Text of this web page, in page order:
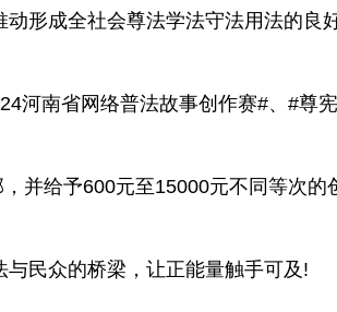
形成全社会尊法学法守法用法的良好
南省网络普法故事创作赛#、#尊宪
给予600元至15000元不同等次的
民众的桥梁，让正能量触手可及!